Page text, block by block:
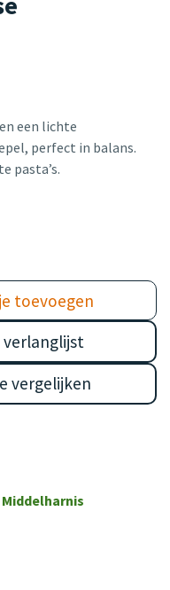
een lichte
perfect in balans.
pasta’s.
toevoegen
vergelijken
verlanglijst
Middelharnis